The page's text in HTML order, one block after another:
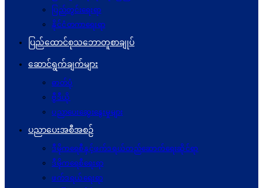
ပြည်တွင်းရေးရာ
နိုင်ငံတကာရေးရာ
ပြည်ထောင်စုသဘောတူစာချုပ်
ဆောင်ရွက်ချက်များ
ဓာတ်ပုံ
ဗွီဒီယို
ပညာပေးဆွေးနွေးမှုများ
ပညာပေးအစီအစဉ်
ဒီမိုကရေစီနှင့်ဖက်ဒရယ်တည်ဆောက်ရေးဆိုင်ရာ
ဒီမိုကရေစီရေးရာ
ဖက်ဒရယ်ရေးရာ